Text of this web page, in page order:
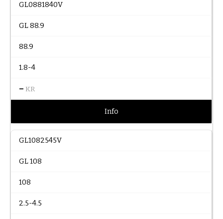
GL0881840V
GL 88.9
88.9
1.8-4
– KR
Info
GL1082545V
GL 108
108
2.5-4.5